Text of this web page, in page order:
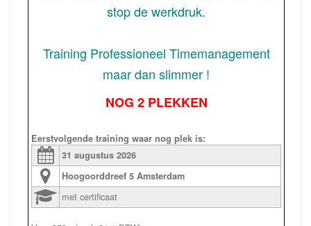
stop de werkdruk.
Training Professioneel Timemanagement
maar dan slimmer !
NOG 2 PLEKKEN
Eerstvolgende training waar nog plek is:
31 augustus2026
Hoogoorddreef 5Amsterdam
met certificaat